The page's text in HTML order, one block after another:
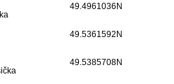
49.4961036N
49.5361592N
49.5385708N